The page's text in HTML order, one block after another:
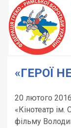
«ГЕРОЇ
20 лютого
«Кінотеатр
фільму